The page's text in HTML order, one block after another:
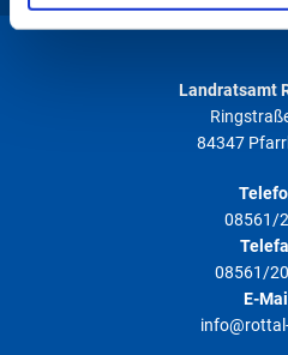
gesammelt haben. Weitere
Landratsamt
84347
08561/
08561/
E-Mail